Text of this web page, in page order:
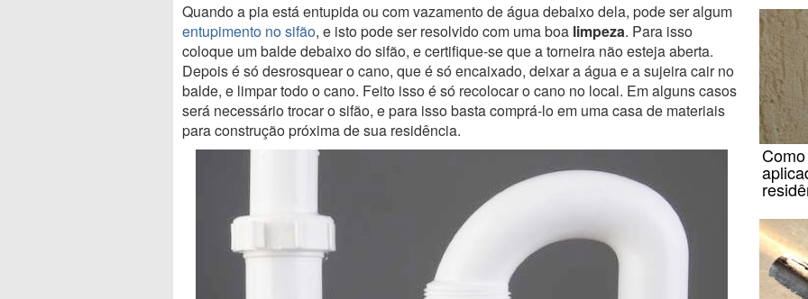
Quando a pia está entupida ou com vazamento de água debaixo dela, pode ser algum
entupimento no sifão, e isto pode ser resolvido com uma boa limpeza. Para isso
coloque um balde debaixo do sifão, e certifique-se que a torneira não esteja aberta.
Depois é só desrosquear o cano, que é só encaixado, deixar a água e a sujeira cair no
balde, e limpar todo o cano. Feito isso é só recolocar o cano no local. Em alguns casos
será necessário trocar o sifão, e para isso basta comprá-lo em uma casa de materiais
para construção próxima de sua residência.